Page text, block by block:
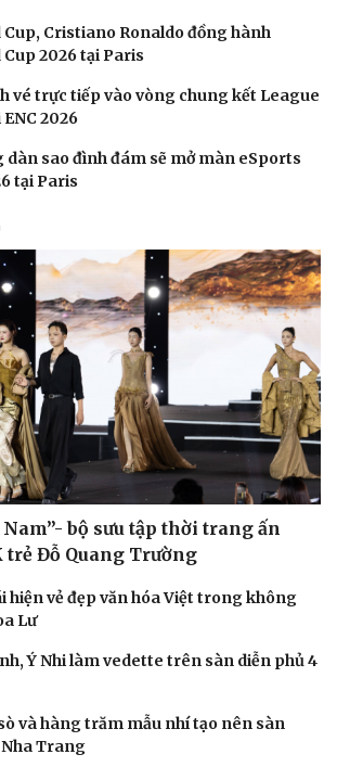
Giải trí
Sao Việt
Cup, Cristiano Ronaldo đồng hành
2026 tại Paris
vé trực tiếp vào vòng chung kết League
2026
dàn sao đình đám sẽ mở màn eSports
tại Paris
bộ sưu tập thời trang ấn
trẻ Đỗ Quang Trường
hiện vẻ đẹp văn hóa Việt trong không
Lư
Ý Nhi làm vedette trên sàn diễn phủ 4
và hàng trăm mẫu nhí tạo nên sàn
Nha Trang